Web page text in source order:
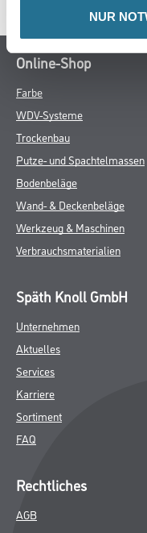
NUR
Online-Shop
Farbe
WDV-Systeme
Trockenbau
Putze- und Spachtelmassen
Bodenbeläge
Wand- & Deckenbeläge
Werkzeug & Maschinen
Verbrauchsmaterialien
Späth Knoll GmbH
Unternehmen
Aktuelles
Services
Karriere
Sortiment
FAQ
Rechtliches
AGB